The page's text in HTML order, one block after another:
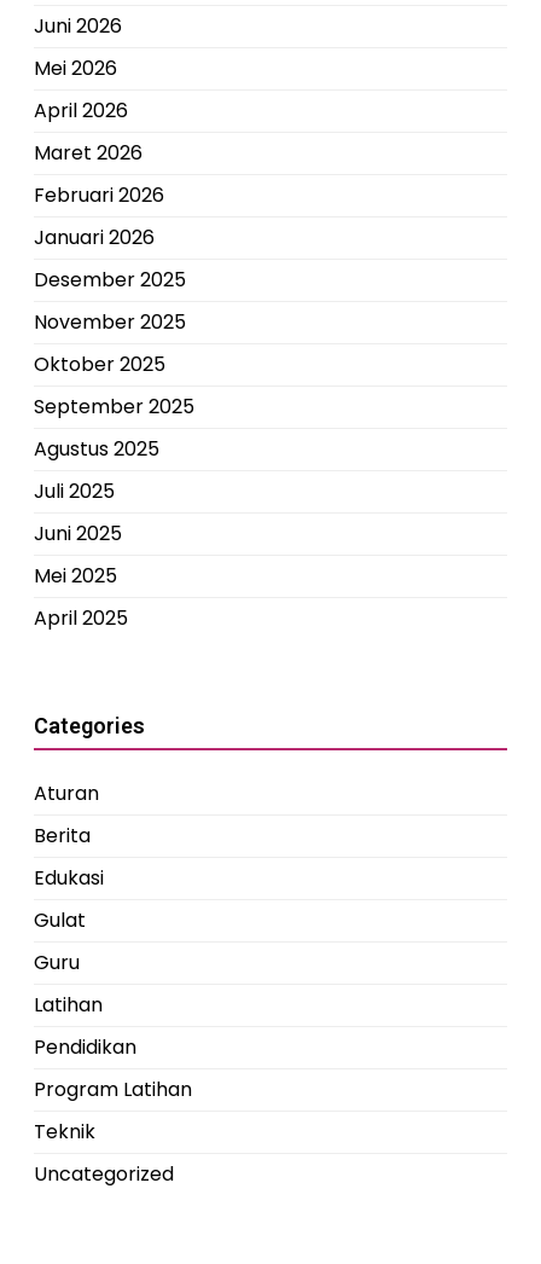
Juni 2026
Mei 2026
April 2026
Maret 2026
Februari 2026
Januari 2026
Desember 2025
November 2025
Oktober 2025
September 2025
Agustus 2025
Juli 2025
Juni 2025
Mei 2025
April 2025
Categories
Aturan
Berita
Edukasi
Gulat
Guru
Latihan
Pendidikan
Program Latihan
Teknik
Uncategorized